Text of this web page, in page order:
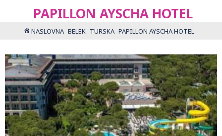
PAPILLON AYSCHA HOTEL
NASLOVNA BELEK TURSKA PAPILLON AYSCHA HOTEL